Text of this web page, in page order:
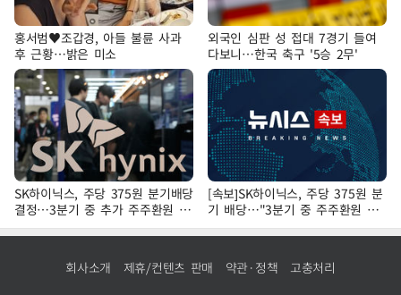
홍서범♥조갑경, 아들 불륜 사과
후 근황…밝은 미소
외국인 심판 성 접대 7경기 들여
다보니…한국 축구 '5승 2무'
SK하이닉스, 주당 375원 분기배당
결정…3분기 중 추가 주주환원 발
표
[속보]SK하이닉스, 주당 375원 분
기 배당…"3분기 중 주주환원 방
안 확정"
회사소개 제휴/컨텐츠 판매 약관·정책 고충처리